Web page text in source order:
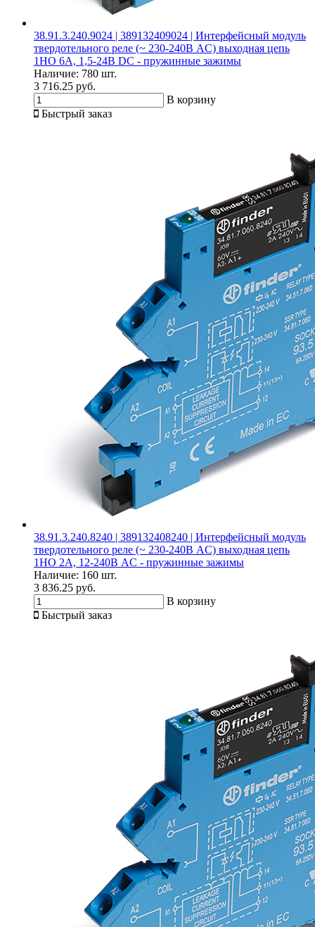
38.91.3.240.9024 | 389132409024 | Интерфейсный модуль
твердотельного реле (~ 230-240В AC) выходная цепь
1НО 6А, 1,5-24В DC - пружинные зажимы
Наличие: 780 шт.
3 716.25 руб.
В корзину
Быстрый заказ
38.91.3.240.8240 | 389132408240 | Интерфейсный модуль
твердотельного реле (~ 230-240В AC) выходная цепь
1НО 2А, 12-240В AC - пружинные зажимы
Наличие: 160 шт.
3 836.25 руб.
В корзину
Быстрый заказ